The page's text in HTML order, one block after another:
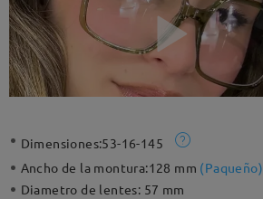
Dimensiones:53-16-145
Ancho de la montura:128 mm (Paqueño)
Diametro de lentes: 57 mm